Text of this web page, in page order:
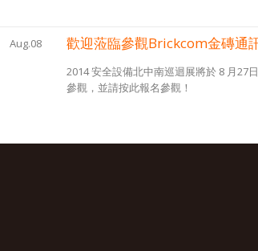
Aug.08 歡迎蒞臨參觀Brickcom金磚通
2014 安全設備北中南巡迴展將於 8 月27
參觀，並請按此報名參觀！